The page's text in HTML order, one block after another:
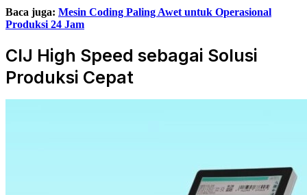
Baca juga: Mesin Coding Paling Awet untuk Operasional
Produksi 24 Jam
CIJ High Speed sebagai Solusi
Produksi Cepat